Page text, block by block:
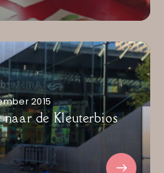
2015
de Kleuterbios